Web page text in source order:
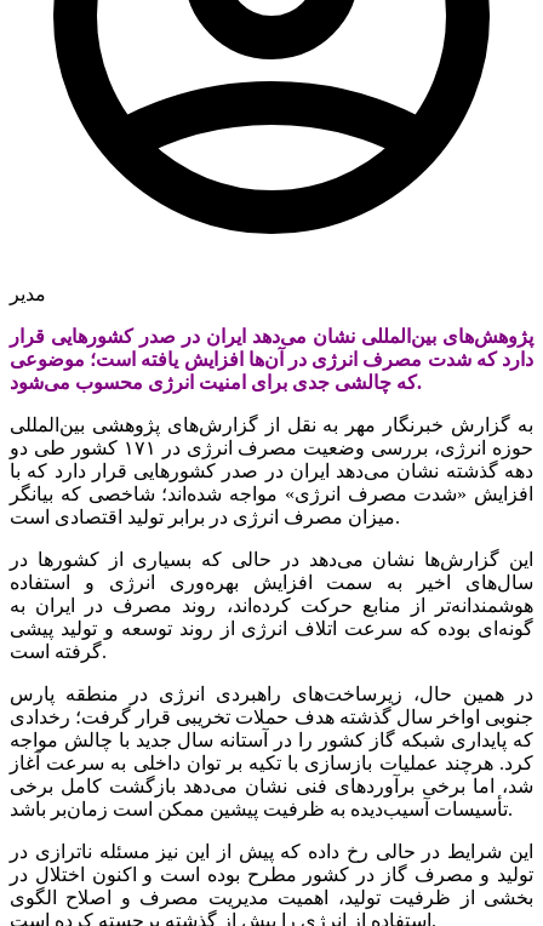
مدیر
پژوهش‌های بین‌المللی نشان می‌دهد ایران در صدر کشورهایی قرار
دارد که شدت مصرف انرژی در آن‌ها افزایش یافته است؛ موضوعی
که چالشی جدی برای امنیت انرژی محسوب می‌شود.
به گزارش خبرنگار مهر به نقل از گزارش‌های پژوهشی بین‌المللی
حوزه انرژی، بررسی وضعیت مصرف انرژی در ۱۷۱ کشور طی دو
دهه گذشته نشان می‌دهد ایران در صدر کشورهایی قرار دارد که با
افزایش «شدت مصرف انرژی» مواجه شده‌اند؛ شاخصی که بیانگر
میزان مصرف انرژی در برابر تولید اقتصادی است.
این گزارش‌ها نشان می‌دهد در حالی که بسیاری از کشورها در
سال‌های اخیر به سمت افزایش بهره‌وری انرژی و استفاده
هوشمندانه‌تر از منابع حرکت کرده‌اند، روند مصرف در ایران به
گونه‌ای بوده که سرعت اتلاف انرژی از روند توسعه و تولید پیشی
گرفته است.
در همین حال، زیرساخت‌های راهبردی انرژی در منطقه پارس
جنوبی اواخر سال گذشته هدف حملات تخریبی قرار گرفت؛ رخدادی
که پایداری شبکه گاز کشور را در آستانه سال جدید با چالش مواجه
کرد. هرچند عملیات بازسازی با تکیه بر توان داخلی به سرعت آغاز
شد، اما برخی برآوردهای فنی نشان می‌دهد بازگشت کامل برخی
تأسیسات آسیب‌دیده به ظرفیت پیشین ممکن است زمان‌بر باشد.
این شرایط در حالی رخ داده که پیش از این نیز مسئله ناترازی در
تولید و مصرف گاز در کشور مطرح بوده است و اکنون اختلال در
بخشی از ظرفیت تولید، اهمیت مدیریت مصرف و اصلاح الگوی
استفاده از انرژی را بیش از گذشته برجسته کرده است.